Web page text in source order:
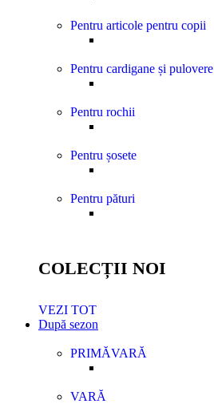
Pentru articole pentru copii
Pentru cardigane și pulovere
Pentru rochii
Pentru șosete
Pentru pături
COLECȚII NOI
VEZI TOT
După sezon
PRIMĂVARĂ
VARĂ